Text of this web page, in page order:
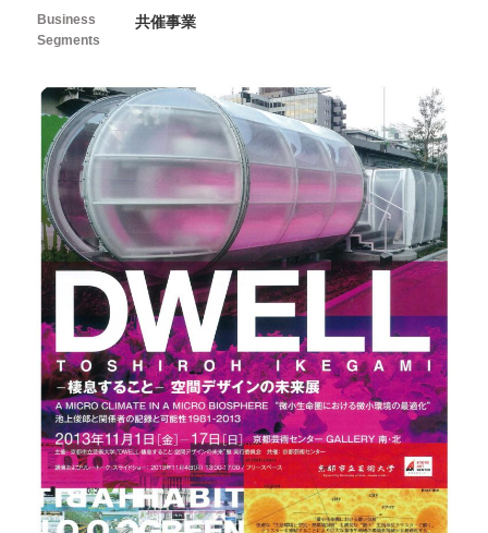
Volunteers & Supporters
What kind of place is Kyoto Art Center?
History
Mission / Administrative structure
Information on Collaborative Projects
Ticket Information
News
Contact Us
Browsing Assistance
Site and Privacy Policy
official social media account
Business
Segments
共催事業